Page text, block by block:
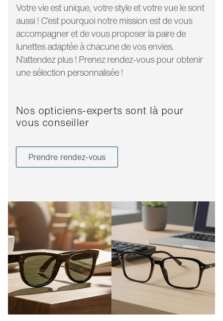
Votre vie est unique, votre style et votre vue le sont
aussi ! C’est pourquoi notre mission est de vous
accompagner et de vous proposer la paire de
lunettes adaptée à chacune de vos envies.
N’attendez plus ! Prenez rendez-vous pour obtenir
une sélection personnalisée !
Nos opticiens-experts sont là pour
vous conseiller
Prendre rendez-vous